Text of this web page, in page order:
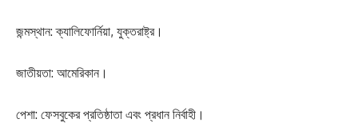
জন্মস্থান: ক্যালিফোর্নিয়া, যুক্তরাষ্ট্র।
জাতীয়তা: আমেরিকান।
পেশা: ফেসবুকের প্রতিষ্ঠাতা এবং প্রধান নির্বাহী।